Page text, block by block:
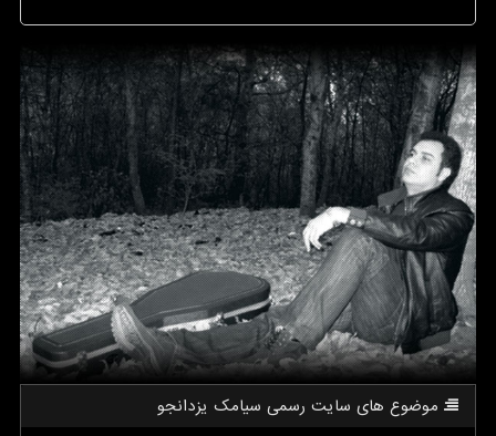
موضوع های سایت رسمی سیامك یزدانجو